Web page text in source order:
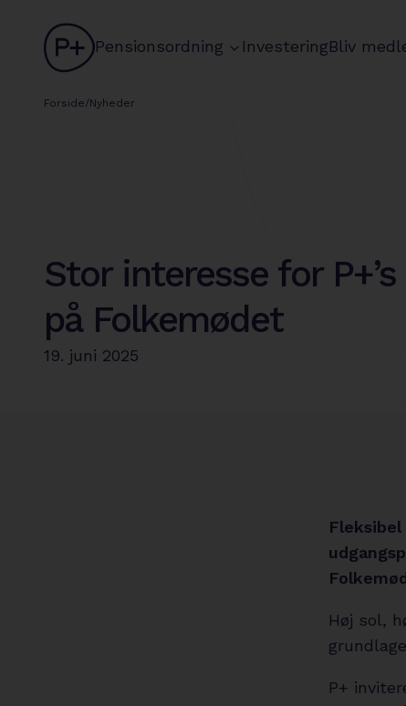
logo
Pensionsordning chevron
InvesteringBliv
Forside/Nyheder
Stor interesse for
på Folkemødet
19. juni 2025
Høj sol,
P+